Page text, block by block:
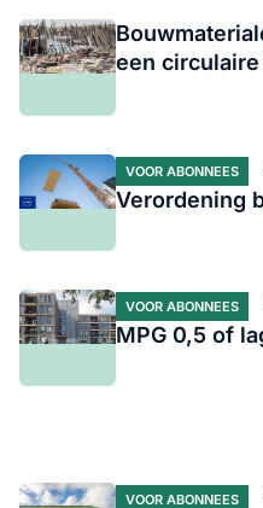
een
VOOR ABONNEES
Verordening
VOOR ABONNEES
MPG 0,5 of
VOOR ABONNEES